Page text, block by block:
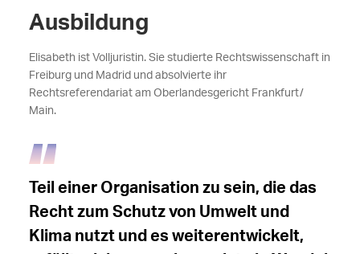
Ausbildung
Elisabeth ist Volljuristin. Sie studierte Rechtswissenschaft in
Freiburg und Madrid und absolvierte ihr
Rechtsreferendariat am Oberlandesgericht Frankfurt/
Main.
Teil einer Organisation zu sein, die das
Recht zum Schutz von Umwelt und
Klima nutzt und es weiterentwickelt,